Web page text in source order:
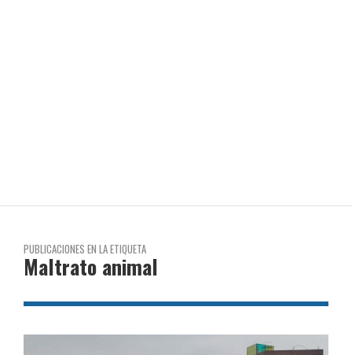
PUBLICACIONES EN LA ETIQUETA
Maltrato animal